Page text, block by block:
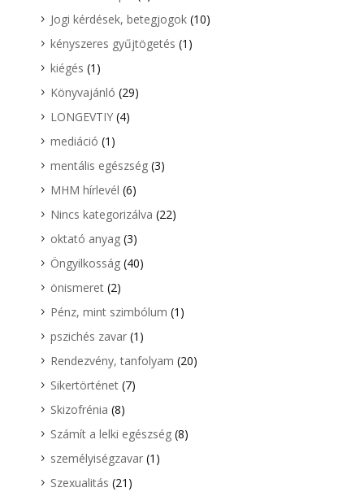
Jogi kérdések, betegjogok(10)
kényszeres gyűjtögetés (1)
kiégés (1)
Könyvajánló (29)
LONGEVTIY(4)
mediáció (1)
mentális egészség(3)
MHM hírlevél (6)
Nincs kategorizálva (22)
oktató anyag(3)
Öngyilkosság(40)
önismeret(2)
Pénz, mint szimbólum (1)
pszichés zavar(1)
Rendezvény, tanfolyam (20)
Sikertörténet(7)
Skizofrénia (8)
Számít a lelki egészség(8)
személyiségzavar(1)
Szexualitás (21)